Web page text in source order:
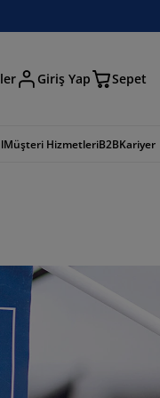
Giriş Yap Sepet
Müşteri HizmetleriB2BKariyer